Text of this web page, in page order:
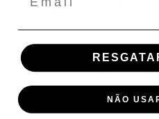
Avaliações de
Baseado em 1
Escrever
NÃO